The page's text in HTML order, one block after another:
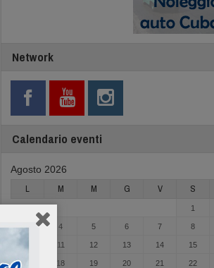
Network
Calendario eventi
Agosto 2026
L M M G V S
1
3 4 5 6 7 8
11 12 13 14 15
18 19 20 21 22